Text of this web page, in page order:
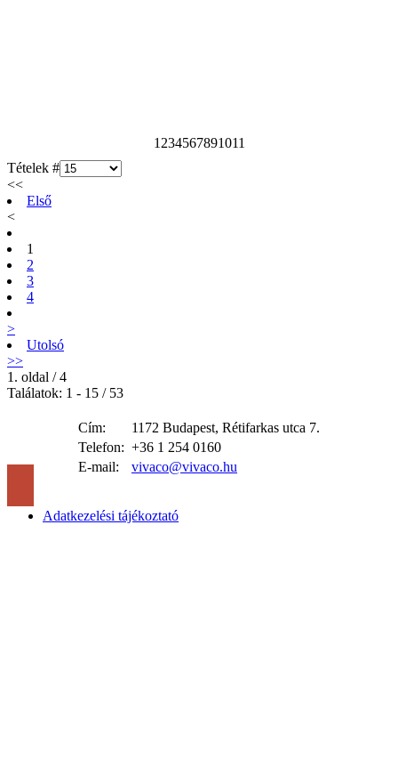
1 234567891011
Tételek #
<<
Első
<
1
2
3
4
>
Utolsó
>>
1. oldal / 4
Találatok: 1 - 15 / 53
Cím:
1172 Budapest, Rétifarkas utca 7.
Telefon: +36 1 254 0160
E-mail:
vivaco@vivaco.hu
Adatkezelési tájékoztató